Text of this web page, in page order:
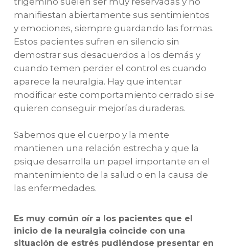
manifiestan abiertamente sus sentimientos
y emociones, siempre guardando las formas.
Estos pacientes sufren en silencio sin
demostrar sus desacuerdos a los demás y
cuando temen perder el control es cuando
aparece la neuralgia. Hay que intentar
modificar este comportamiento cerrado si se
quieren conseguir mejorías duraderas.
Sabemos que el cuerpo y la mente
mantienen una relación estrecha y que la
psique desarrolla un papel importante en el
mantenimiento de la salud o en la causa de
las enfermedades.
Es muy común oír a los pacientes que el
inicio de la neuralgia coincide con una
situación de estrés pudiéndose presentar en